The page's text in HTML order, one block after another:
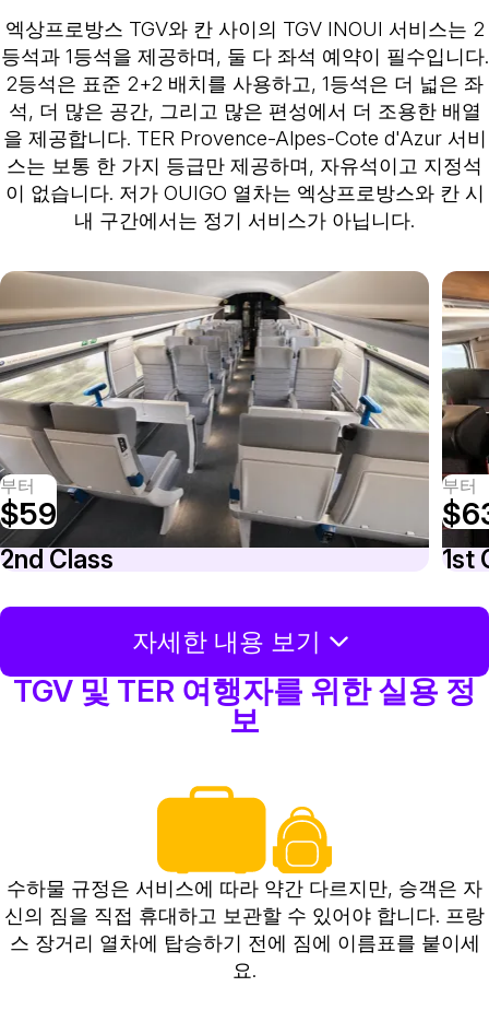
엑상프로방스 TGV와 칸 사이의 TGV INOUI 서비스는 2
등석과 1등석을 제공하며, 둘 다 좌석 예약이 필수입니다.
2등석은 표준 2+2 배치를 사용하고, 1등석은 더 넓은 좌
석, 더 많은 공간, 그리고 많은 편성에서 더 조용한 배열
을 제공합니다. TER Provence-Alpes-Cote d'Azur 서비
스는 보통 한 가지 등급만 제공하며, 자유석이고 지정석
이 없습니다. 저가 OUIGO 열차는 엑상프로방스와 칸 시
내 구간에서는 정기 서비스가 아닙니다.
부터
$59
2nd Class
부터
1st
자세한 내용 보기
TGV 및 TER 여행자를 위한 실용 정
보
수하물 규정은 서비스에 따라 약간 다르지만, 승객은 자
신의 짐을 직접 휴대하고 보관할 수 있어야 합니다. 프랑
스 장거리 열차에 탑승하기 전에 짐에 이름표를 붙이세
요.